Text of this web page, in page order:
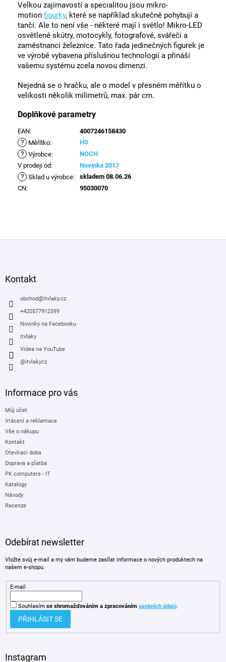
Velkou zajímavostí a specialitou jsou mikro-
motion figurky, které se například skutečně pohybují a
tančí. Ale to není vše - některé mají i světlo! Mikro-LED
osvětlené skútry, motocykly, fotografové, svářeči a
zaměstnanci železnice. Tato řada jedinečných figurek je
ve výrobě vybavena příslušnou technologií a přináší
vašemu systému zcela novou dimenzi.
Nejedná se o hračku, ale o model v přesném měřítku o
velikosti několik milimetrů, max. pár cm.
Doplňkové parametry
EAN: 4007246158430
? Měřítko: H0
? Výrobce:
NOCH
V prodeji od: Novinka 2017
? Sklad u výrobce:
skladem 08.06.26
CN: 95030070
Kontakt
obchod@itvlaky.cz
+420577912599
Novinky na Facebooku
itvlaky
Videa na YouTube
@itvlakycz
Informace pro vás
Můj účet
Vrácení a reklamace
Vše o nákupu
Kontakt
Otevírací doba
Doprava a platba
PK computers - IT
Katalogy
Návody
Recenze
Odebírat newsletter
Vložte svůj e-mail a my vám budeme zasílat informace o nových produktech na
našem e-shopu.
E-mail
Souhlasím se shromažďováním a zpracováním osobních údajů.
PŘIHLÁSIT SE
Instagram